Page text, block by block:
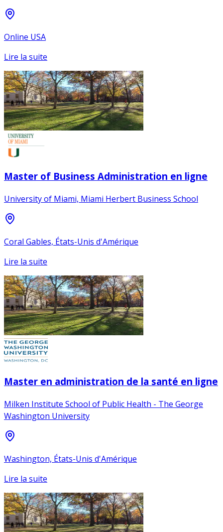
Online USA
Lire la suite
Master of Business Administration en ligne
University of Miami, Miami Herbert Business School
Coral Gables, États-Unis d'Amérique
Lire la suite
Master en administration de la santé en ligne
Milken Institute School of Public Health - The George
Washington University
Washington, États-Unis d'Amérique
Lire la suite